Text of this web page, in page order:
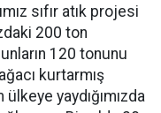
sıfır atık projesi
200 ton
120 tonunu
kurtarmış
ülkeye yaydığımızda